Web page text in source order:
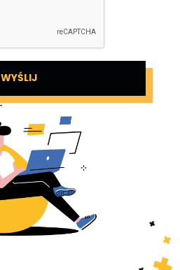
WYŚLIJ